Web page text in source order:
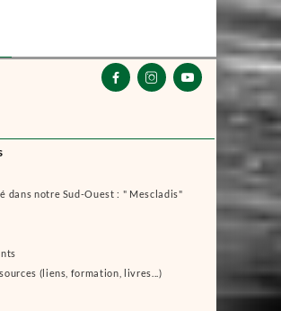
dans notre Sud-Ouest : " Mescladis"
(liens, formation, livres...)
  